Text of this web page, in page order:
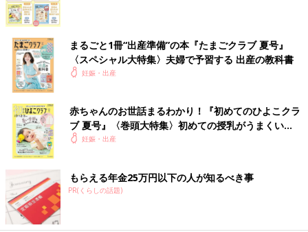
まるごと1冊“出産準備”の本『たまごクラブ 夏号』
〈スペシャル大特集〉夫婦で予習する 出産の教科書
妊娠・出産
赤ちゃんのお世話まるわかり！『初めてのひよこクラ
ブ 夏号』〈巻頭大特集〉初めての授乳がうまくい
く！ おっぱい・ミルクの基本と夏のトラブル 解決テ
妊娠・出産
もらえる年金25万円以下の人が知るべき事
PR(くらしの話題)